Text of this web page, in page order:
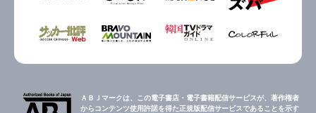
ＡＢＪマークは、この電子書店・電子書籍配信サービスが、著作権者
からコンテンツ使用許諾を得た正規版配信サービスであることを示す